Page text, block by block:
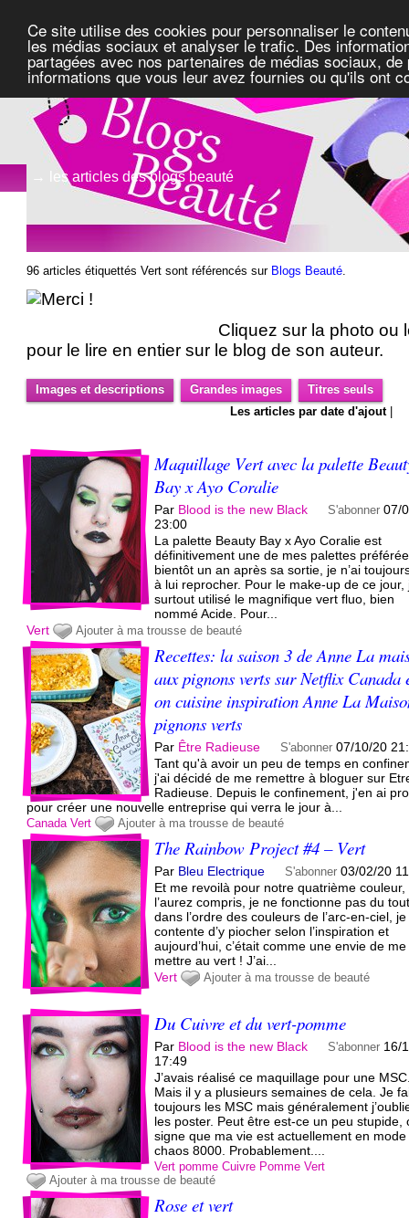
Ce site utilise des cookies pour personnaliser le
les médias sociaux et analyser le trafic. Des
partagées avec nos partenaires de médias sociaux,
informations que vous leur avez fournies ou qu'ils ont
→ les articles des blogs beauté
96 articles étiquettés Vert sont référencés sur Blogs Beauté
Cliquez sur la photo ou
pour le lire en entier sur le blog de son auteur.
Images et descriptions Grandes images
Titres seuls
Les articles par date d'ajout|
Maquillage Vert avec la palette
Bay x Ayo Coralie
Par Blood is the new Black S'abonner 07/
23:00
La palette Beauty Bay x Ayo Coralie est
définitivement une de mes palettes
bientôt un an après sa sortie, je n’ai
à lui reprocher. Pour le make-up de ce jour,
surtout utilisé le magnifique vert fluo, bien
nommé Acide. Pour...
Vert
Ajouter à ma trousse de beauté
Recettes: la saison 3 de Anne La
aux pignons verts sur Netflix Canada
on cuisine inspiration Anne La
pignons verts
Par Être Radieuse S'abonner 07/10/20
Tant qu'à avoir un peu de temps en
j'ai décidé de me remettre à bloguer sur
Radieuse. Depuis le confinement, j'en ai
pour créer une nouvelle entreprise qui verra le jour à...
Canada Vert Ajouter à ma trousse de beauté
The Rainbow Project #4 – Vert
Par Bleu Electrique S'abonner 03/02/20
Et me revoilà pour notre quatrième couleur,
l’aurez compris, je ne fonctionne pas du
dans l’ordre des couleurs de l’arc-en-ciel,
contente d’y piocher selon l’inspiration et
aujourd’hui, c’était comme une envie de me
mettre au vert ! J’ai...
Vert
Ajouter à ma trousse de beauté
Du Cuivre et du vert-pomme
Par Blood is the new Black S'abonner 16/
17:49
J’avais réalisé ce maquillage pour une
Mais il y a plusieurs semaines de cela. Je
toujours les MSC mais généralement
les poster. Peut être est-ce un peu stupide,
signe que ma vie est actuellement en mode
chaos 8000. Probablement....
Vert pomme Cuivre Pomme Vert
Ajouter à ma trousse de beauté
Rose et vert